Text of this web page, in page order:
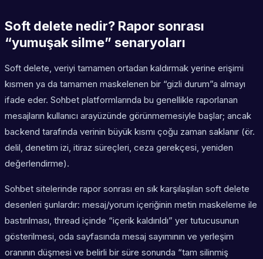
Soft delete nedir? Rapor sonrası
“yumuşak silme” senaryoları
Soft delete, veriyi tamamen ortadan kaldırmak yerine erişimi
kısmen ya da tamamen maskelenen bir “gizli durum”a almayı
ifade eder. Sohbet platformlarında bu genellikle raporlanan
mesajların kullanıcı arayüzünde görünmemesiyle başlar; ancak
backend tarafında verinin büyük kısmı çoğu zaman saklanır (ör.
delil, denetim izi, itiraz süreçleri, ceza gerekçesi, yeniden
değerlendirme).
Sohbet sitelerinde rapor sonrası en sık karşılaşılan soft delete
desenleri şunlardır: mesaj/yorum içeriğinin metin maskeleme ile
bastırılması, thread içinde “içerik kaldırıldı” yer tutucusunun
gösterilmesi, oda sayfasında mesaj sayımının ve yerleşim
oranının düşmesi ve belirli bir süre sonunda “tam silinmiş